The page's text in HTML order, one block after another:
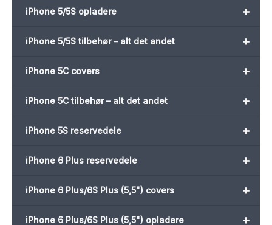
+
iPhone 5/5S opladere
+
iPhone 5/5S tilbehør – alt det andet
+
iPhone 5C covers
+
iPhone 5C tilbehør – alt det andet
+
iPhone 5S reservedele
+
iPhone 6 Plus reservedele
+
iPhone 6 Plus/6S Plus (5,5") covers
+
iPhone 6 Plus/6S Plus (5,5") opladere